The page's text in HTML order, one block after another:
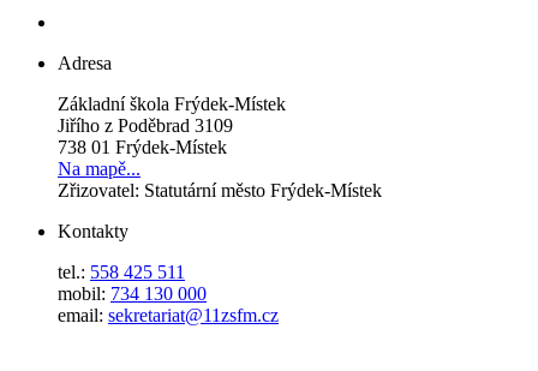
Adresa
Základní škola Frýdek-Místek
Jiřího z Poděbrad 3109
738 01 Frýdek-Místek
Na mapě...
Zřizovatel: Statutární město Frýdek-Místek
Kontakty
tel.: 558 425 511
mobil: 734 130 000
email: sekretariat@11zsfm.cz